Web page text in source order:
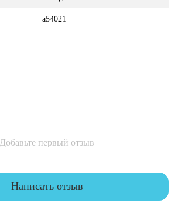
a54021
Добавьте первый отзыв
Написать отзыв